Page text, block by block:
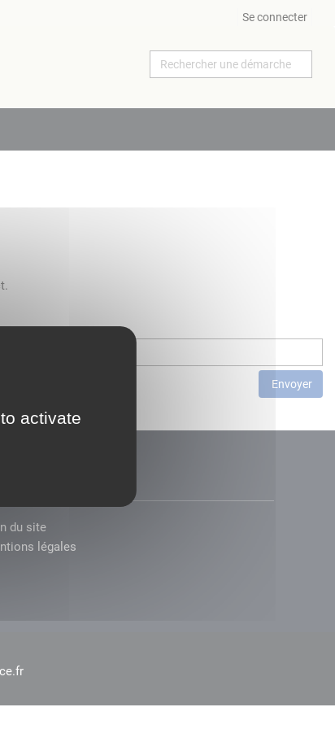
activate
Se connecter
Envoyer
du site
légales